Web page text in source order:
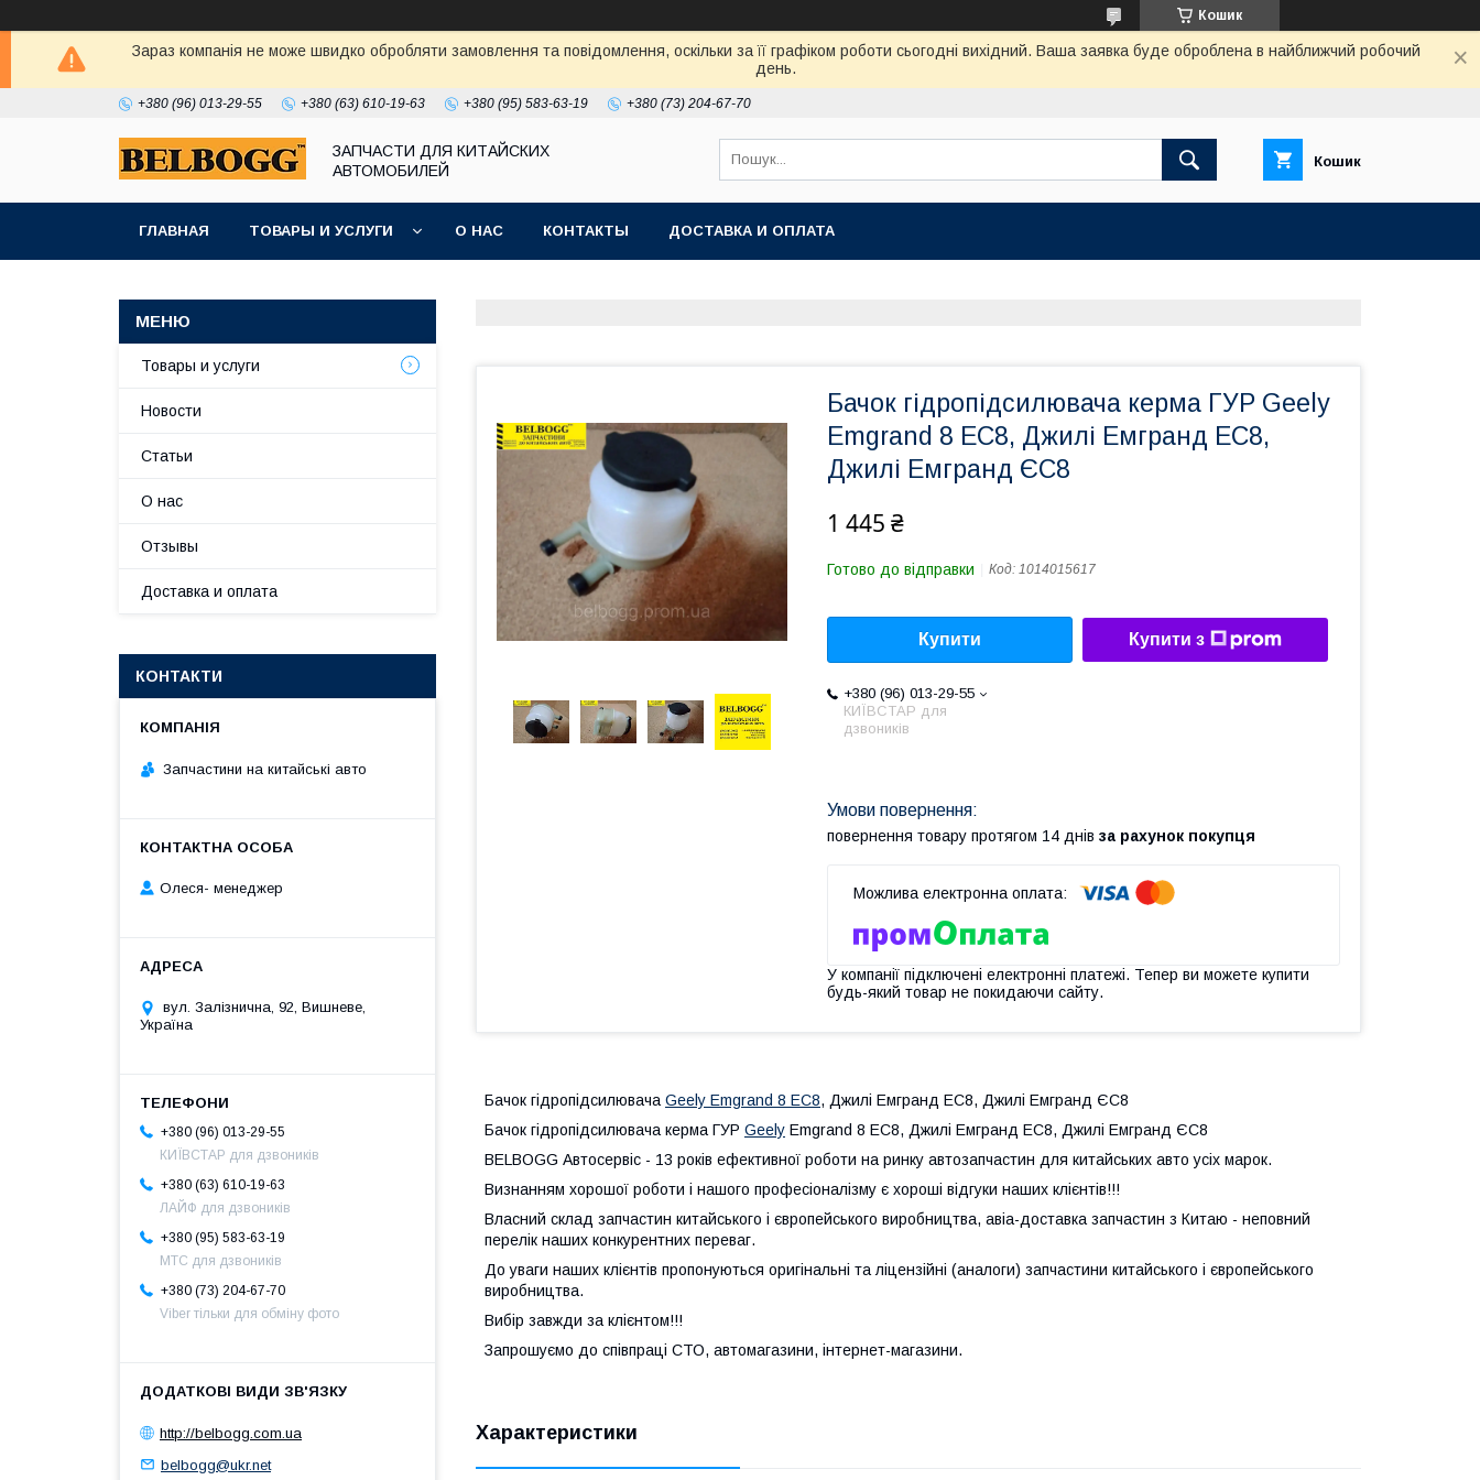
Кошик
Зараз компанія не може швидко обробляти замовлення та повідомлення, оскільки за її графіком роботи сьогодні вихідний. Ваша заявка буде оброблена в найближчий робочий
день.
+380 (96) 013-29-55 +380 (63) 610-19-63 +380 (95) 583-63-19 +380 (73) 204-67-70
ЗАПЧАСТИ ДЛЯ КИТАЙСКИХ
АВТОМОБИЛЕЙ
Кошик
ГЛАВНАЯ ТОВАРЫ И УСЛУГИ О НАС КОНТАКТЫ ДОСТАВКА И ОПЛАТА
Бачок гідропідсилювача керма ГУР Geely
Emgrand 8 EC8, Джилі Емгранд ЕС8,
Джилі Емгранд ЄС8
1 445 ₴
Готово до відправки Код: 1014015617
Купити Купити з
+380 (96) 013-29-55
КИЇВСТАР для
дзвоників
повернення товару протягом 14 днів за рахунок покупця
У компанії підключені електронні платежі. Тепер ви можете купити
будь-який товар не покидаючи сайту.
Бачок гідропідсилювача Geely Emgrand 8 EC8, Джилі Емгранд ЕС8, Джилі Емгранд ЄС8
Бачок гідропідсилювача керма ГУР Geely Emgrand 8 EC8, Джилі Емгранд ЕС8, Джилі Емгранд ЄС8
BELBOGG Автосервіс - 13 років ефективної роботи на ринку автозапчастин для китайських авто усіх марок.
Визнанням хорошої роботи і нашого професіоналізму є хороші відгуки наших клієнтів!!!
Власний склад запчастин китайського і європейського виробництва, авіа-доставка запчастин з Китаю - неповний
перелік наших конкурентних переваг.
До уваги наших клієнтів пропонуються оригінальні та ліцензійні (аналоги) запчастини китайського і європейського
виробництва.
Вибір завжди за клієнтом!!!
Запрошуємо до співпраці СТО, автомагазини, інтернет-магазини.
Характеристики
Товары и услуги
Новости
Статьи
О нас
Отзывы
Доставка и оплата
КОНТАКТИ
Запчастини на китайські авто
Олеся- менеджер
вул. Залізнична, 92, Вишневе,
Україна
+380 (96) 013-29-55
КИЇВСТАР для дзвоників
+380 (63) 610-19-63
ЛАЙФ для дзвоників
+380 (95) 583-63-19
МТС для дзвоників
+380 (73) 204-67-70
Viber тільки для обміну фото
http://belbogg.com.ua
belbogg@ukr.net